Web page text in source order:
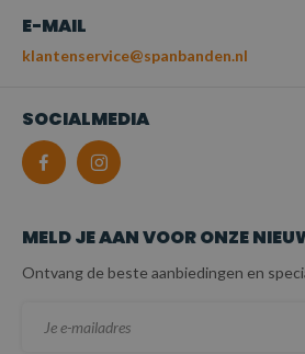
E-MAIL
klantenservice@spanbanden.nl
SOCIALMEDIA
MELD JE AAN VOOR ONZE
Ontvang de beste aanbiedingen en